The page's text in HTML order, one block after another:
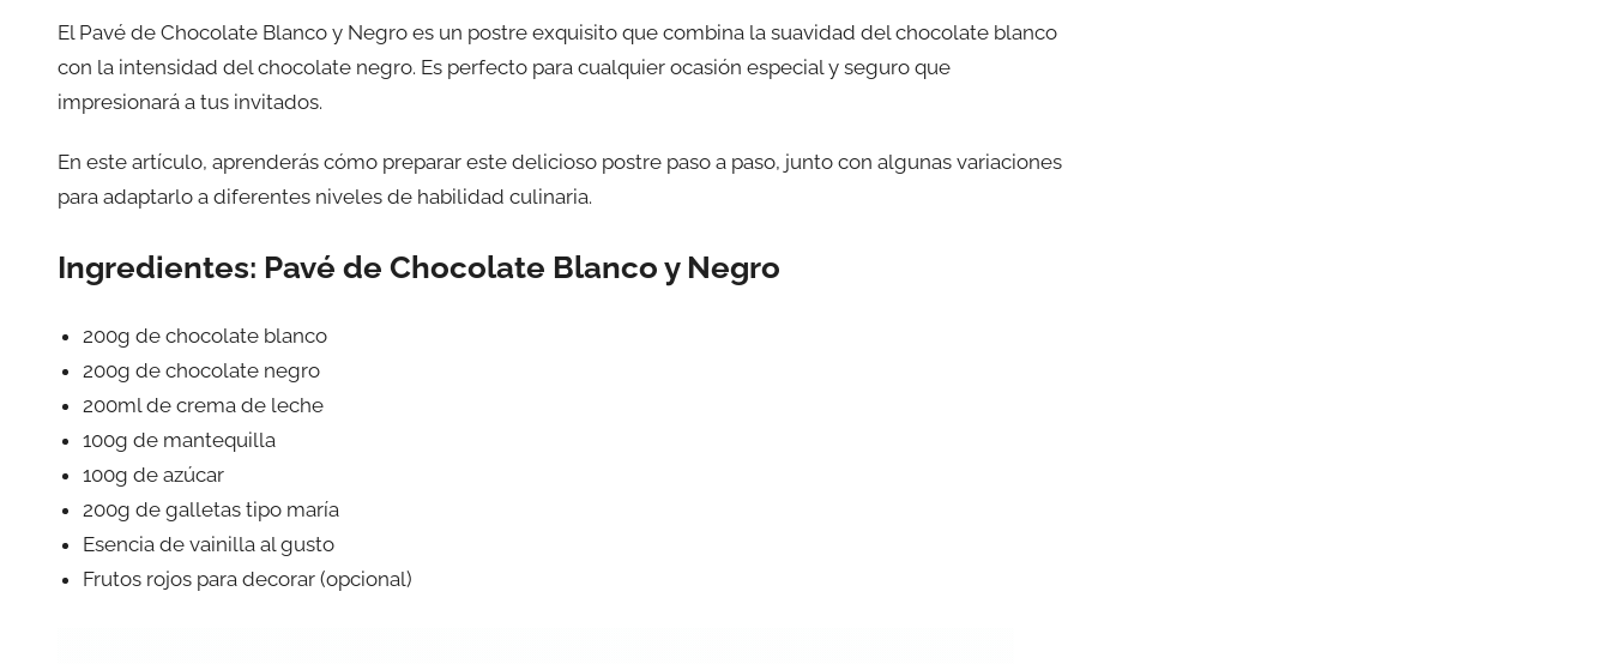
El Pavé de Chocolate Blanco y Negro es un postre exquisito que combina la suavidad del chocolate blanco
con la intensidad del chocolate negro. Es perfecto para cualquier ocasión especial y seguro que
impresionará a tus invitados.
En este artículo, aprenderás cómo preparar este delicioso postre paso a paso, junto con algunas variaciones
para adaptarlo a diferentes niveles de habilidad culinaria.
Ingredientes: Pavé de Chocolate Blanco y Negro
200g de chocolate blanco
200g de chocolate negro
200ml de crema de leche
100g de mantequilla
100g de azúcar
200g de galletas tipo maría
Esencia de vainilla al gusto
Frutos rojos para decorar (opcional)